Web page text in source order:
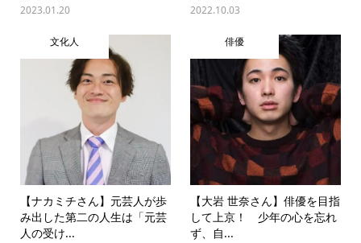
2023.01.20 2022.10.03
文化人
【ナカミチさん】元芸人が歩
み出した第二の人生は「元芸
人の受け...
俳優
【大岩 世奈さん】俳優を目指
して上京！ 少年の心を忘れ
ず、自...